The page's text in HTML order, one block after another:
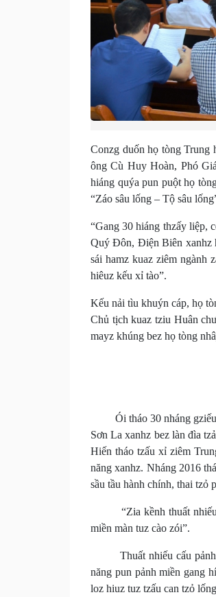
Conzg duốn họ tòng Trung
ông Cù Huy Hoàn, Phó
hiáng quýa pun puột họ
“Záo sâu lống – Tộ sâu
“Gang 30 hiáng thzấy liệp,
Quý Đôn, Điện Biên xanhz
sái hamz kuaz ziêm ngành
hiêuz kếu xỉ tào”.
Kếu nải tìu khuýn cáp, họ
Chủ tịch kuaz tziu Huân
mayz khúng bez họ tòng
Ói tháo 30 nháng gziếu
Sơn La xanhz bez làn đìa
Hiến tháo tzấu xỉ ziêm
năng xanhz. Nháng 2016
sầu tầu hành chính, thai tzỏ
“Zia kềnh thuất nhiếu
miền màn tuz cào zói”.
Thuất nhiếu cấu pảnh
năng pun pảnh miền gang
loz hiuz tuz tzấu can tzỏ